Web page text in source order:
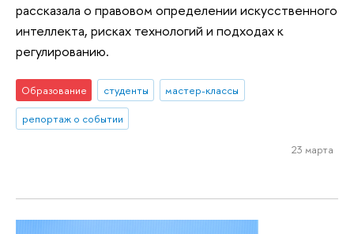
рассказала о правовом определении искусственного
интеллекта, рисках технологий и подходах к
регулированию.
Образование студенты
мастер-классы
репортаж о событии
23 марта